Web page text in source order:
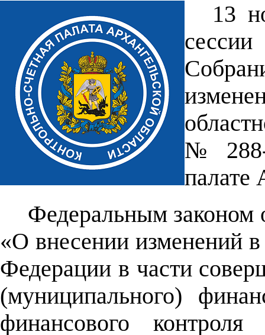
13
№ 288-
палате
Федеральным
«О внесении изменений
Федерации в части
(муниципального)
финансового